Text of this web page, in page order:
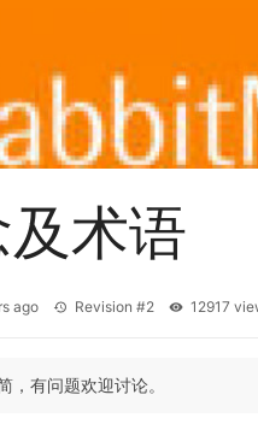
术语
ago Revision #2 12917
有问题欢迎讨论。